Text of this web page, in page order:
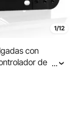
1/12
con
de
acero
...